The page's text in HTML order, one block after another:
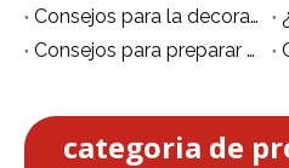
Consejos para la decoración de bodas en el escenario de la iglesia
Consejos para preparar el escenario de la iglesia para Navidad
categoria de